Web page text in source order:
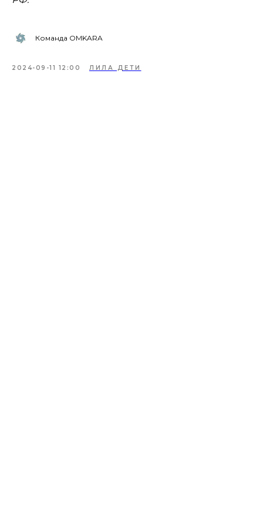
Команда OMKARA
2024-09-11 12:00 ЛИЛА ДЕТИ